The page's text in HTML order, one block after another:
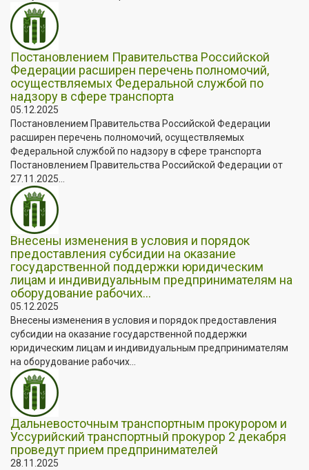
Постановлением Правительства Российской
Федерации расширен перечень полномочий,
осуществляемых Федеральной службой по
надзору в сфере транспорта
05.12.2025
Постановлением Правительства Российской Федерации
расширен перечень полномочий, осуществляемых
Федеральной службой по надзору в сфере транспорта
Постановлением Правительства Российской Федерации от
27.11.2025...
Внесены изменения в условия и порядок
предоставления субсидии на оказание
государственной поддержки юридическим
лицам и индивидуальным предпринимателям на
оборудование рабочих...
05.12.2025
Внесены изменения в условия и порядок предоставления
субсидии на оказание государственной поддержки
юридическим лицам и индивидуальным предпринимателям
на оборудование рабочих...
Дальневосточным транспортным прокурором и
Уссурийский транспортный прокурор 2 декабря
проведут прием предпринимателей
28.11.2025